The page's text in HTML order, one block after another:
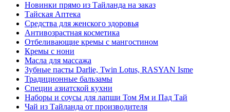
Новинки прямо из Тайланда на заказ
Тайская Аптека
Средства для женского здоровья
Антивозрастная косметика
Отбеливающие кремы с мангостином
Кремы с нони
Масла для массажа
Зубные пасты Darlie, Twin Lotus, RASYAN Isme
Традиционные бальзамы
Специи азиатской кухни
Наборы и соусы для лапши Том Ям и Пад Тай
Чай из Тайланда от производителя